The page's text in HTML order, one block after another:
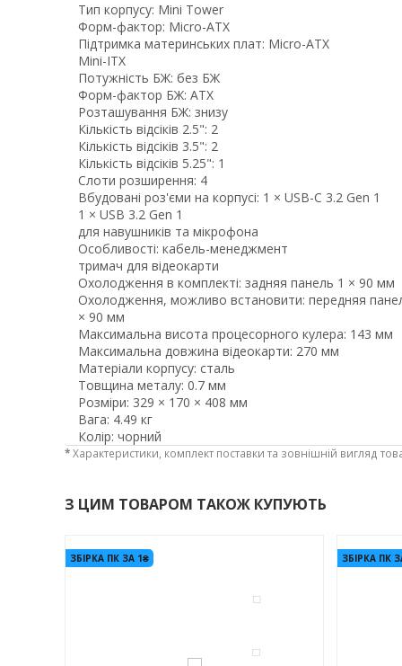
Тип корпусу: Mini Tower
Форм-фактор: Micro-ATX
Підтримка материнських плат: Micro-ATX
Mini-ITX
Потужність БЖ: без БЖ
Форм-фактор БЖ: ATX
Розташування БЖ: знизу
Кількість відсіків 2.5": 2
Кількість відсіків 3.5": 2
Кількість відсіків 5.25": 1
Слоти розширення: 4
Вбудовані роз'єми на корпусі: 1 × USB-C 3.2 Gen 1
1 × USB 3.2 Gen 1
для навушників та мікрофона
Особливості: кабель-менеджмент
тримач для відеокарти
Охолодження в комплекті: задняя панель 1 × 90 мм
Охолодження, можливо встановити: передняя
× 90 мм
Максимальна висота процесорного кулера: 143 мм
Максимальна довжина відеокарти: 270 мм
Матеріали корпусу: сталь
Товщина металу: 0.7 мм
Розміри: 329 × 170 × 408 мм
Вага: 4.49 кг
Колір: чорний
*Характеристики, комплект поставки та зовнішній вигляд
З ЦИМ ТОВАРОМ ТАКОЖ КУПУЮТЬ
ЗБІРКА ПК ЗА 1₴ ЗБІРКА ПК